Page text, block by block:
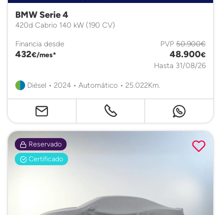
BMW Serie 4
420d Cabrio 140 kW (190 CV)
Financia desde
432€/mes*
PVP 50.900€
48.900€
Hasta 31/08/26
Diésel • 2024 • Automático • 25.022Km.
Reservado
Certificado